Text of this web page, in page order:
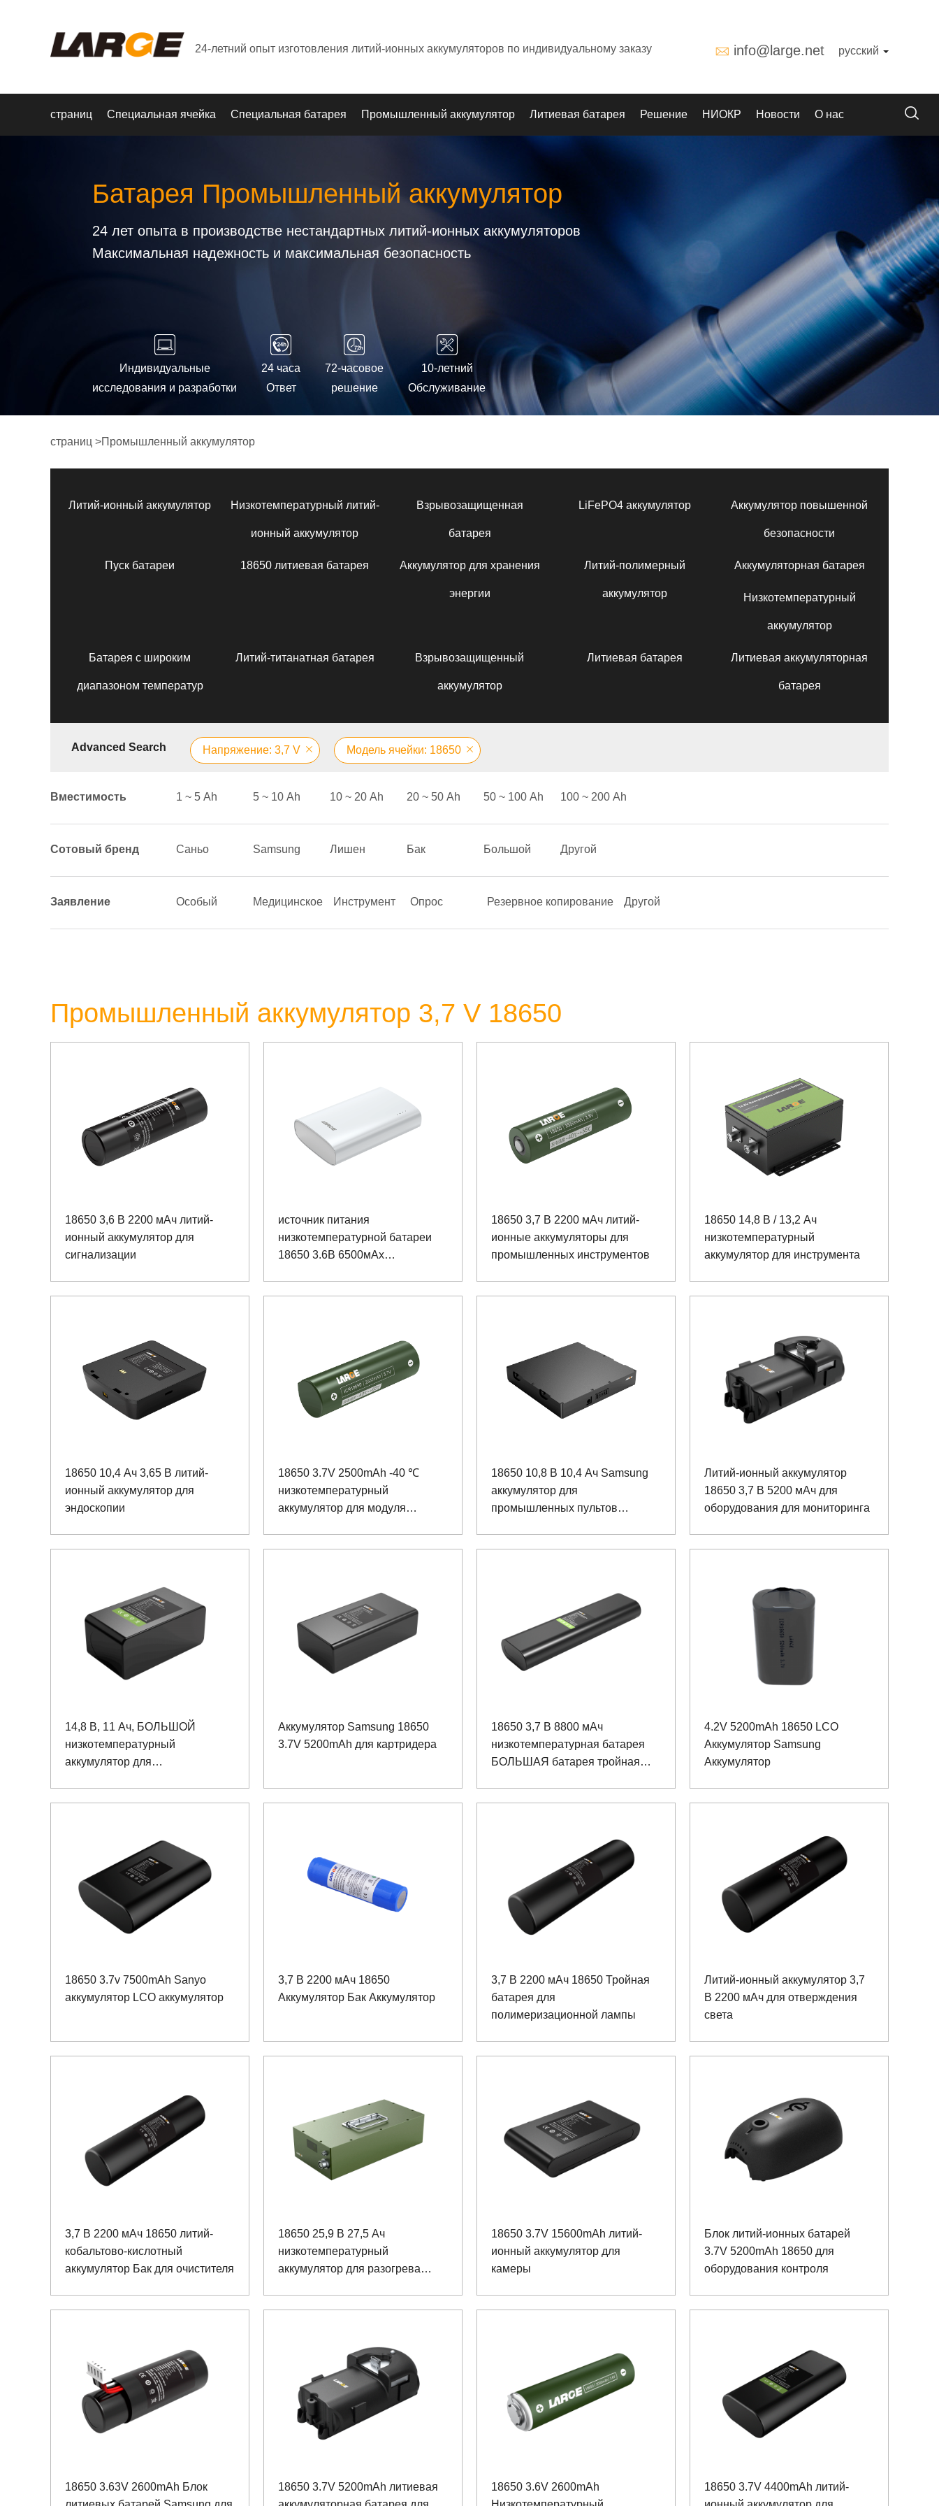
24-летний опыт изготовления литий-ионных аккумуляторов по индивидуальному заказу info@large.net русский
страниц Специальная ячейка Специальная батарея Промышленный аккумулятор Литиевая батарея Решение НИОКР Новости О нас
Батарея Промышленный аккумулятор
24 лет опыта в производстве нестандартных литий-ионных аккумуляторов
Максимальная надежность и максимальная безопасность
Индивидуальные
исследования и разработки
24 часа
Ответ
72-часовое
решение
10-летний
Обслуживание
страниц >Промышленный аккумулятор
Литий-ионный аккумулятор Низкотемпературный литий-
ионный аккумулятор
Взрывозащищенная
батарея
LiFePO4 аккумулятор Аккумулятор повышенной
безопасности
Пуск батареи 18650 литиевая батарея Аккумулятор для хранения
энергии
Литий-полимерный
аккумулятор
Аккумуляторная батарея
Низкотемпературный
аккумулятор
Батарея с широким
диапазоном температур
Литий-титанатная батарея Взрывозащищенный
аккумулятор
Литиевая батарея Литиевая аккумуляторная
батарея
Advanced Search Напряжение: 3,7 V Модель ячейки: 18650
Вместимость 1 ~ 5 Аh 5 ~ 10 Аh 10 ~ 20 Аh 20 ~ 50 Аh 50 ~ 100 Аh 100 ~ 200 Аh
Сотовый бренд Саньо Samsung Лишен Бак Большой Другой
Заявление Особый Медицинское Инструмент Опрос Резервное копирование Другой
Промышленный аккумулятор 3,7 V 18650
18650 3,6 В 2200 мАч литий-
ионный аккумулятор для
сигнализации
источник питания
низкотемпературной батареи
18650 3.6В 6500мАх
18650 3,7 В 2200 мАч литий-
ионные аккумуляторы для
промышленных инструментов
18650 14,8 В / 13,2 Ач
низкотемпературный
аккумулятор для инструмента
18650 10,4 Ач 3,65 В литий-
ионный аккумулятор для
эндоскопии
18650 3.7V 2500mAh -40 ℃
низкотемпературный
аккумулятор для модуля
18650 10,8 В 10,4 Ач Samsung
аккумулятор для
промышленных пультов
Литий-ионный аккумулятор
18650 3,7 В 5200 мАч для
оборудования для мониторинга
14,8 В, 11 Ач, БОЛЬШОЙ
низкотемпературный
аккумулятор для
Аккумулятор Samsung 18650
3.7V 5200mAh для картридера
18650 3,7 В 8800 мАч
низкотемпературная батарея
БОЛЬШАЯ батарея тройная
4.2V 5200mAh 18650 LCO
Аккумулятор Samsung
Аккумулятор
18650 3.7v 7500mAh Sanyo
аккумулятор LCO аккумулятор
3,7 В 2200 мАч 18650
Аккумулятор Бак Аккумулятор
3,7 В 2200 мАч 18650 Тройная
батарея для
полимеризационной лампы
Литий-ионный аккумулятор 3,7
В 2200 мАч для отверждения
света
3,7 В 2200 мАч 18650 литий-
кобальтово-кислотный
аккумулятор Бак для очистителя
18650 25,9 В 27,5 Ач
низкотемпературный
аккумулятор для разогрева
18650 3.7V 15600mAh литий-
ионный аккумулятор для
камеры
Блок литий-ионных батарей
3.7V 5200mAh 18650 для
оборудования контроля
18650 3.63V 2600mAh Блок
18650 3.7V 5200mAh литиевая
18650 3.6V 2600mAh
18650 3.7V 4400mAh литий-